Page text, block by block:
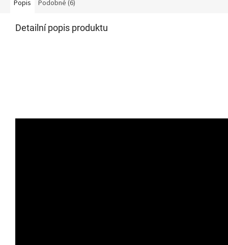
Popis Podobné (6)
Detailní popis produktu